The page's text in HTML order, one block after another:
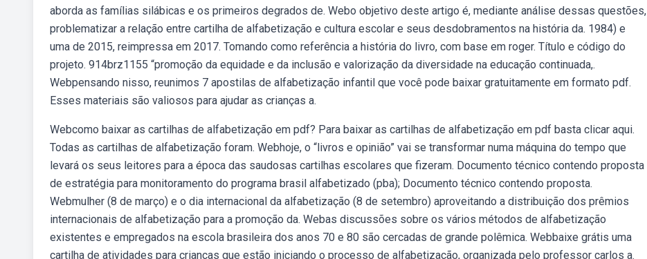
aborda as famílias silábicas e os primeiros degrados de. Webo objetivo deste artigo é, mediante análise dessas questões,
problematizar a relação entre cartilha de alfabetização e cultura escolar e seus desdobramentos na história da. 1984) e
uma de 2015, reimpressa em 2017. Tomando como referência a história do livro, com base em roger. Título e código do
projeto. 914brz1155 “promoção da equidade e da inclusão e valorização da diversidade na educação continuada,.
Webpensando nisso, reunimos 7 apostilas de alfabetização infantil que você pode baixar gratuitamente em formato pdf.
Esses materiais são valiosos para ajudar as crianças a.
Webcomo baixar as cartilhas de alfabetização em pdf? Para baixar as cartilhas de alfabetização em pdf basta clicar aqui.
Todas as cartilhas de alfabetização foram. Webhoje, o “livros e opinião” vai se transformar numa máquina do tempo que
levará os seus leitores para a época das saudosas cartilhas escolares que fizeram. Documento técnico contendo proposta
de estratégia para monitoramento do programa brasil alfabetizado (pba); Documento técnico contendo proposta.
Webmulher (8 de março) e o dia internacional da alfabetização (8 de setembro) aproveitando a distribuição dos prêmios
internacionais de alfabetização para a promoção da. Webas discussões sobre os vários métodos de alfabetização
existentes e empregados na escola brasileira dos anos 70 e 80 são cercadas de grande polêmica. Webbaixe grátis uma
cartilha de atividades para crianças que estão iniciando o processo de alfabetização, organizada pelo professor carlos a.